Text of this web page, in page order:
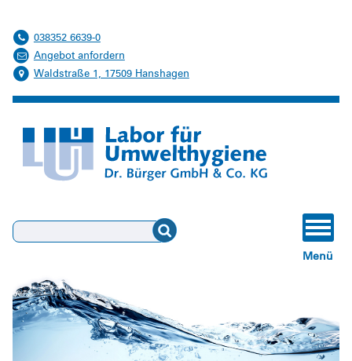
038352 6639-0
Angebot anfordern
Waldstraße 1, 17509 Hanshagen
Suchen
Menü